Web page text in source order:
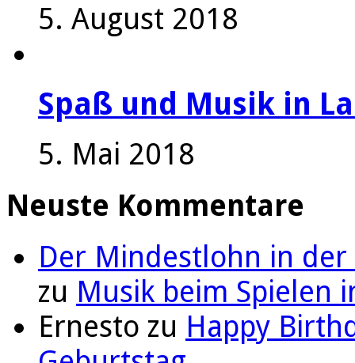
5. August 2018
Spaß und Musik in
5. Mai 2018
Neuste Kommentare
Der Mindestlohn in der
zu Musik beim Spielen
Ernesto zu Happy